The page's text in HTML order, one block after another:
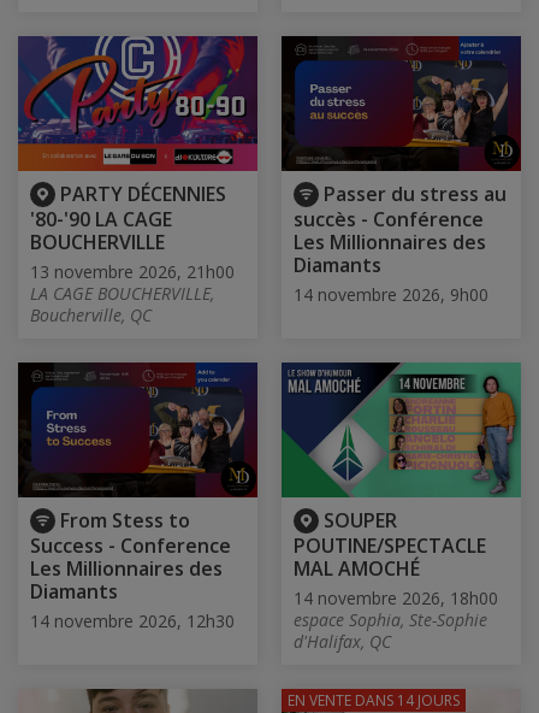
PARTY DÉCENNIES
'80-'90 LA CAGE
BOUCHERVILLE
13 novembre 2026, 21h00
LA CAGE BOUCHERVILLE,
Boucherville, QC
Passer du stress au
succès - Conférence
Les Millionnaires des
Diamants
14 novembre 2026, 9h00
From Stess to
Success - Conference
Les Millionnaires des
Diamants
14 novembre 2026, 12h30
SOUPER
POUTINE/SPECTACLE
MAL AMOCHÉ
14 novembre 2026, 18h00
espace Sophia, Ste-Sophie
d'Halifax, QC
EN VENTE DANS 14 JOURS